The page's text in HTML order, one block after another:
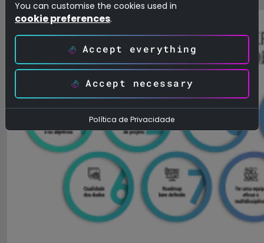
You can customise the cookies used in
cookie preferences.
Accept everything
Accept necessary
Política de Privacidade